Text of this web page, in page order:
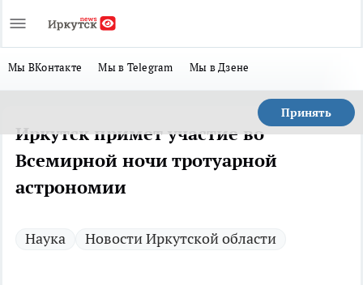
Мы ВКонтакте Мы в Telegram Мы в Дзене
Принять
Иркутск примет участие во
Всемирной ночи тротуарной
астрономии
Наука Новости Иркутской области